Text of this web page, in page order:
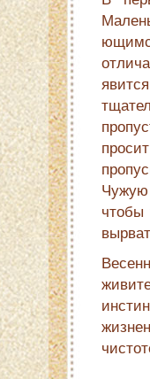
Чужую
чтобы